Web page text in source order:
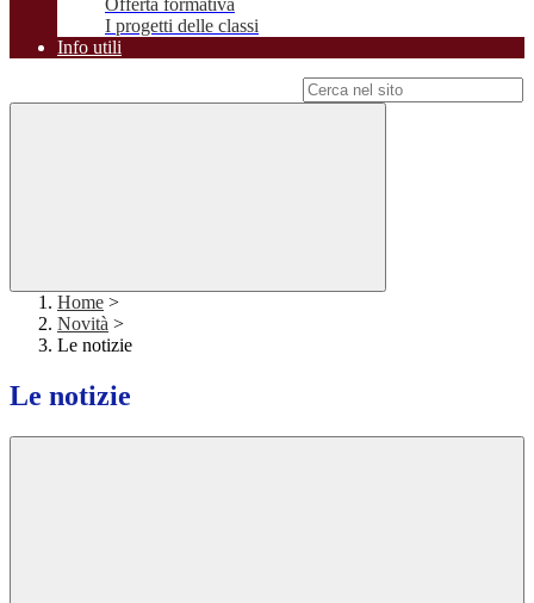
Offerta formativa
I progetti delle classi
Info utili
Home >
Novità >
Le notizie
Le notizie